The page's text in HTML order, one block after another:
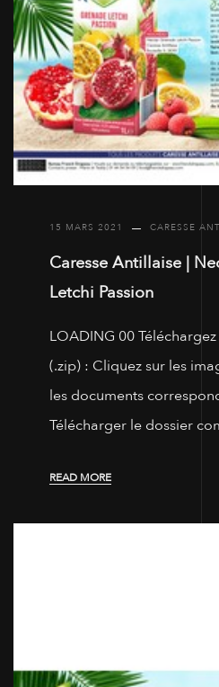
15 MARS 2021 CARESSE
Caresse Antillaise |
Letchi Passion
LOADING 00
(.zip) : Cliquez sur les
les documents
Télécharger le dossier
READ MORE